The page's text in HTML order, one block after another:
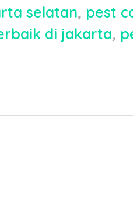
selatan, pest
di jakarta,